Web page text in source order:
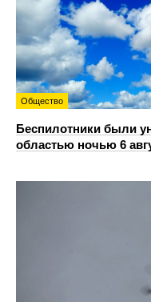
Общество
Беспилотники были
областью ночью 6